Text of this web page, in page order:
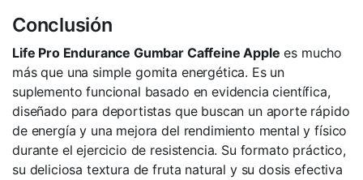
Conclusión
Life Pro Endurance Gumbar Caffeine Apple es mucho
más que una simple gomita energética. Es un
suplemento funcional basado en evidencia científica,
diseñado para deportistas que buscan un aporte rápido
de energía y una mejora del rendimiento mental y físico
durante el ejercicio de resistencia. Su formato práctico,
su deliciosa textura de fruta natural y su dosis efectiva